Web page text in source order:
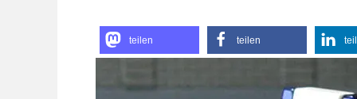
teilen teilen